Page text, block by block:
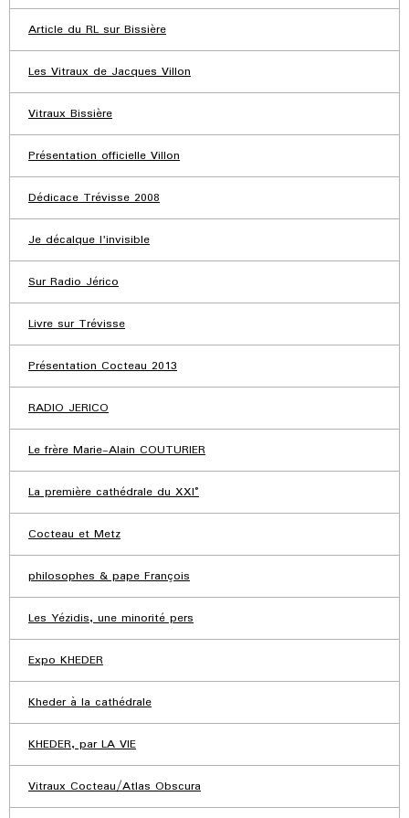
Article du RL sur Bissière
Les Vitraux de Jacques Villon
Vitraux Bissière
Présentation officielle Villon
Dédicace Trévisse 2008
Je décalque l'invisible
Sur Radio Jérico
Livre sur Trévisse
Présentation Cocteau 2013
RADIO JERICO
Le frère Marie-Alain COUTURIER
La première cathédrale du XXI°
Cocteau et Metz
philosophes & pape François
Les Yézidis, une minorité pers
Expo KHEDER
Kheder à la cathédrale
KHEDER, par LA VIE
Vitraux Cocteau/Atlas Obscura